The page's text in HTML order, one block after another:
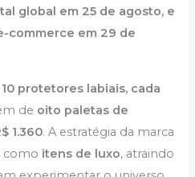
global em 25 de agosto, e
commerce em 29 de
protetores labiais, cada
de oito paletas de
1.360. A estratégia da marca
como itens de luxo, atraindo